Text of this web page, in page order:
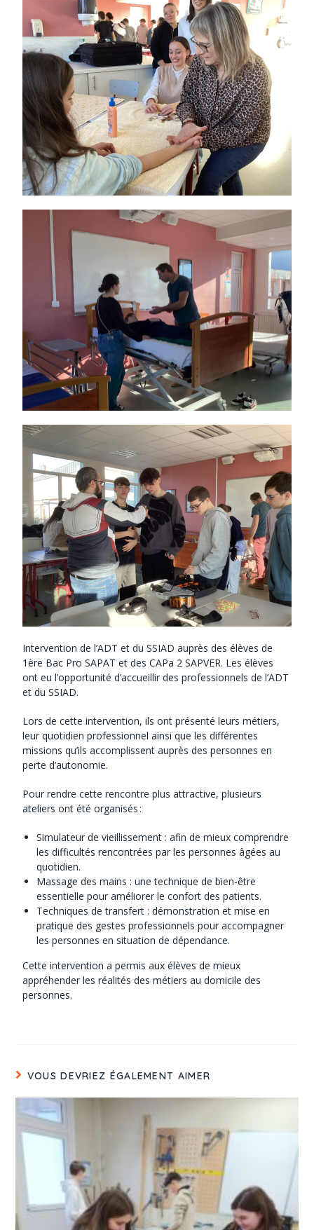
Intervention de l’ADT et du SSIAD auprès des élèves de
1ère Bac Pro SAPAT et des CAPa 2 SAPVER. Les élèves
ont eu l’opportunité d’accueillir des professionnels de l’ADT
et du SSIAD.
Lors de cette intervention, ils ont présenté leurs métiers,
leur quotidien professionnel ainsi que les différentes
missions qu’ils accomplissent auprès des personnes en
perte d’autonomie.
Pour rendre cette rencontre plus attractive, plusieurs
ateliers ont été organisés :
Simulateur de vieillissement : afin de mieux comprendre
les difficultés rencontrées par les personnes âgées au
quotidien.
Massage des mains : une technique de bien-être
essentielle pour améliorer le confort des patients.
Techniques de transfert : démonstration et mise en
pratique des gestes professionnels pour accompagner
les personnes en situation de dépendance.
Cette intervention a permis aux élèves de mieux
appréhender les réalités des métiers au domicile des
personnes.
VOUS DEVRIEZ ÉGALEMENT AIMER